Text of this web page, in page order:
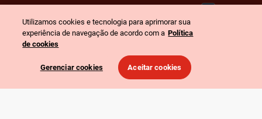
©2026 Claro. Todos os direitos reservados
CNPJ: 40.432.544/0001-47-
Utilizamos cookies e tecnologia para aprimorar sua
experiência de navegação de acordo com a Política
de cookies
Gerenciar cookies Aceitar cookies